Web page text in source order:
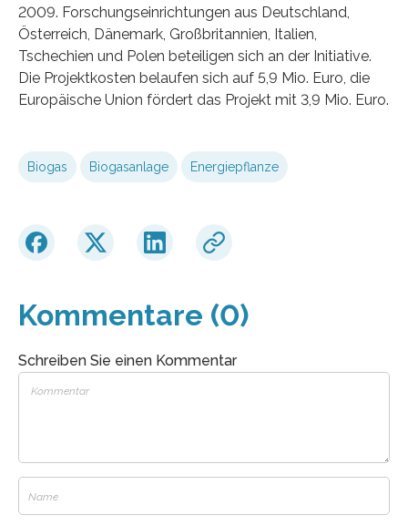
2009. Forschungseinrichtungen aus Deutschland,
Österreich, Dänemark, Großbritannien, Italien,
Tschechien und Polen beteiligen sich an der Initiative.
Die Projektkosten belaufen sich auf 5,9 Mio. Euro, die
Europäische Union fördert das Projekt mit 3,9 Mio. Euro.
Biogas Biogasanlage Energiepflanze
Kommentare (0)
Schreiben Sie einen Kommentar